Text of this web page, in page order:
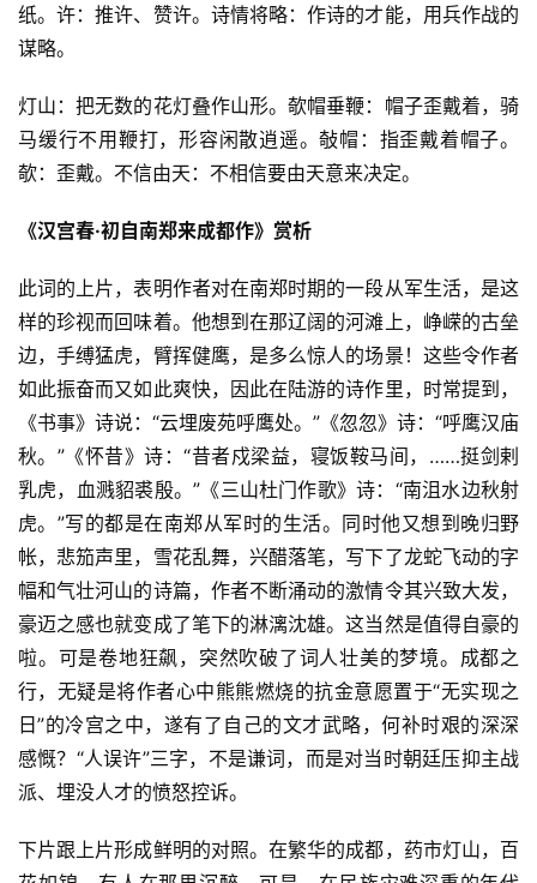
纸。许：推许、赞许。诗情将略：作诗的才能，用兵作战的
谋略。
灯山：把无数的花灯叠作山形。欹帽垂鞭：帽子歪戴着，骑
马缓行不用鞭打，形容闲散逍遥。敧帽：指歪戴着帽子。
欹：歪戴。不信由天：不相信要由天意来决定。
《汉宫春·初自南郑来成都作》赏析
此词的上片，表明作者对在南郑时期的一段从军生活，是这
样的珍视而回味着。他想到在那辽阔的河滩上，峥嵘的古垒
边，手缚猛虎，臂挥健鹰，是多么惊人的场景！这些令作者
如此振奋而又如此爽快，因此在陆游的诗作里，时常提到，
《书事》诗说：“云埋废苑呼鹰处。”《忽忽》诗：“呼鹰汉庙
秋。”《怀昔》诗：“昔者戍梁益，寝饭鞍马间，……挺剑剌
乳虎，血溅貂裘殷。”《三山杜门作歌》诗：“南沮水边秋射
虎。”写的都是在南郑从军时的生活。同时他又想到晚归野
帐，悲笳声里，雪花乱舞，兴醋落笔，写下了龙蛇飞动的字
幅和气壮河山的诗篇，作者不断涌动的激情令其兴致大发，
豪迈之感也就变成了笔下的淋漓沈雄。这当然是值得自豪的
啦。可是卷地狂飙，突然吹破了词人壮美的梦境。成都之
行，无疑是将作者心中熊熊燃烧的抗金意愿置于“无实现之
日”的冷宫之中，遂有了自己的文才武略，何补时艰的深深
感慨？“人误许”三字，不是谦词，而是对当时朝廷压抑主战
派、埋没人才的愤怒控诉。
下片跟上片形成鲜明的对照。在繁华的成都，药市灯山，百